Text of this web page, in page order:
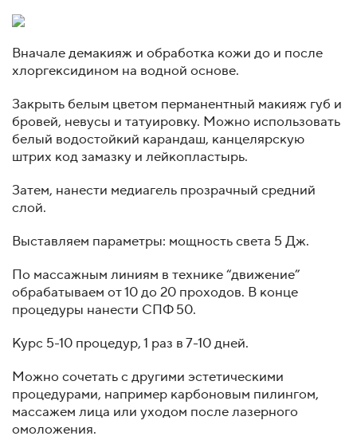
Вначале демакияж и обработка кожи до и после
хлоргексидином на водной основе.
Закрыть белым цветом перманентный макияж губ и
бровей, невусы и татуировку. Можно использовать
белый водостойкий карандаш, канцелярскую
штрих код замазку и лейкопластырь.
Затем, нанести медиагель прозрачный средний
слой.
Выставляем параметры: мощность света 5 Дж.
По массажным линиям в технике “движение”
обрабатываем от 10 до 20 проходов. В конце
процедуры нанести СПФ 50.
Курс 5-10 процедур, 1 раз в 7-10 дней.
Можно сочетать с другими эстетическими
процедурами, например карбоновым пилингом,
массажем лица или уходом после лазерного
омоложения.